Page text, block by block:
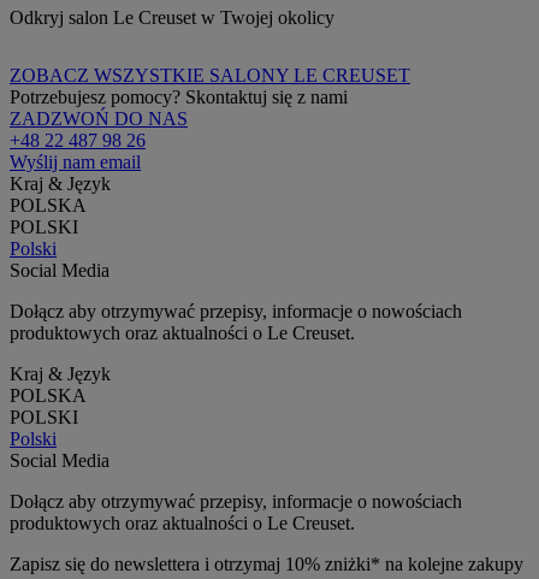
Odkryj salon Le Creuset w Twojej okolicy
ZOBACZ WSZYSTKIE SALONY LE CREUSET
Potrzebujesz pomocy? Skontaktuj się z nami
ZADZWOŃ DO NAS
+48 22 487 98 26
Wyślij nam email
Kraj & Język
POLSKA
POLSKI
Polski
Social Media
Dołącz aby otrzymywać przepisy, informacje o nowościach
produktowych oraz aktualności o Le Creuset.
Kraj & Język
POLSKA
POLSKI
Polski
Social Media
Dołącz aby otrzymywać przepisy, informacje o nowościach
produktowych oraz aktualności o Le Creuset.
Zapisz się do newslettera i otrzymaj 10% zniżki* na kolejne zakupy